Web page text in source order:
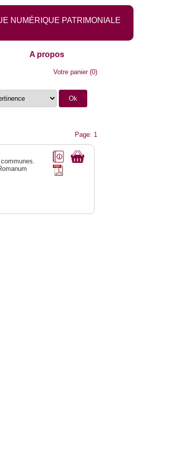
NUMÉRIQUE PATRIMONIALE
A propos
Votre panier(0)
Page: 1